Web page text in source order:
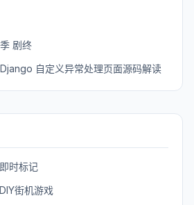
剧终
自定义异常处理页面源码解读
时标记
街机游戏